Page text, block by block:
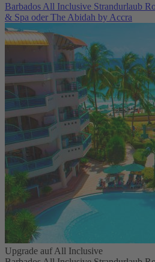
Barbados All Inclusive Strandurlaub
& Spa oder The Abidah by Accra
Upgrade auf All Inclusive